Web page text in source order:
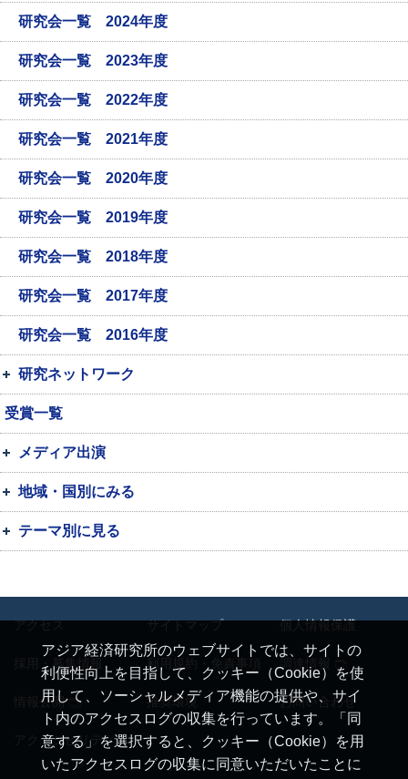
研究会一覧 2024年度
研究会一覧 2023年度
研究会一覧 2022年度
研究会一覧 2021年度
研究会一覧 2020年度
研究会一覧 2019年度
研究会一覧 2018年度
研究会一覧 2017年度
研究会一覧 2016年度
研究ネットワーク
受賞一覧
メディア出演
地域・国別にみる
テーマ別に見る
アジア経済研究所のウェブサイトでは、サイトの
利便性向上を目指して、クッキー（Cookie）を使
用して、ソーシャルメディア機能の提供や、サイ
ト内のアクセスログの収集を行っています。「同
意する」を選択すると、クッキー（Cookie）を用
いたアクセスログの収集に同意いただいたことに
アクセス サイトマップ 個人情報保護
採用・募集情報 利用規約・免責事項
情報公開 推奨環境 お問い合わせ
アクセシビリティ